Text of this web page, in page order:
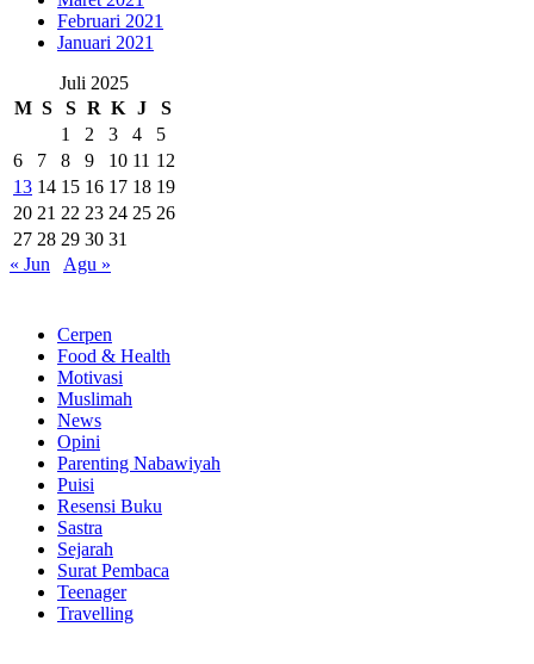
Februari 2021
Januari 2021
Juli 2025
M S S R K J
S
1
2 3 4
5
6
7 8 9 10 11 12
13 14 15 16 17 18 19
20 21 22 23 24 25 26
27 28 29 30 31
« Jun
Agu »
Cerpen
Food & Health
Motivasi
Muslimah
News
Opini
Parenting Nabawiyah
Puisi
Resensi Buku
Sastra
Sejarah
Surat Pembaca
Teenager
Travelling